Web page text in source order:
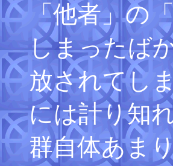
「他者」の
しまったば
放されてし
には計り知
群自体あま